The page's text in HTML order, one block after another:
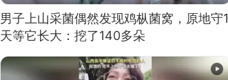
男子上山采菌偶然发现鸡枞菌窝，原地守1
天等它长大：挖了140多朵